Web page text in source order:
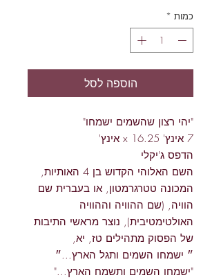
כמות *
הוספה לסל
"יהי רצון שהשמים ישמחו"
7 אינץ' x 16.25 אינץ'
הדפס ג'יקלי
השם האלוהי הקדוש בן 4 האותיות,
המכונה טטרגרמטון, או בעברית שם
הוויה, (שם ההוויה וההוויה
האולטימטיבית), נוצר מראשי התיבות
של הפסוק מתהילים טז, יא,
״ ישמחו השמים ותגל הארץ...״
"ישמחו השמים ותשמח הארץ..."